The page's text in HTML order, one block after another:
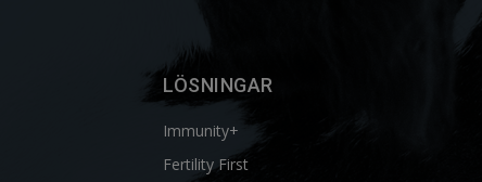
LÖSNINGAR
Immunity+
Fertility First